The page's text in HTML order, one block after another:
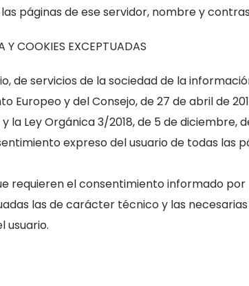
páginas de ese servidor, nombre y
Y COOKIES EXCEPTUADAS
de servicios de la sociedad de la
Europeo y del Consejo, de 27 de abril de
la Ley Orgánica 3/2018, de 5 de
expreso del usuario de todas las
requieren el consentimiento informado
las de carácter técnico y las
usuario.